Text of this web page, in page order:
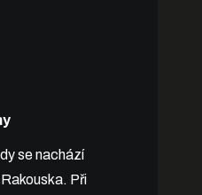
se nachází
Při